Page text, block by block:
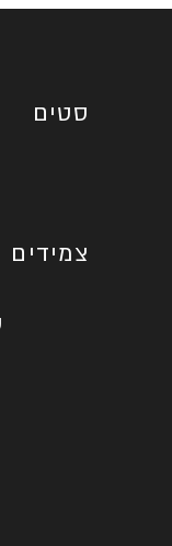
סטים
צמידים